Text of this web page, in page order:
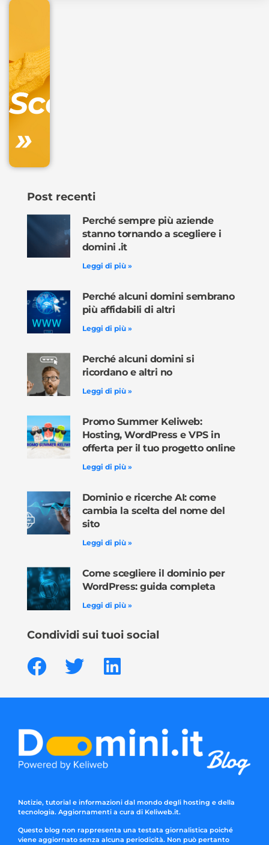
Scopri
»
Post recenti
Perché sempre più aziende
stanno tornando a scegliere i
domini .it
Leggi di più »
Perché alcuni domini sembrano
più affidabili di altri
Leggi di più »
Perché alcuni domini si
ricordano e altri no
Leggi di più »
Promo Summer Keliweb:
Hosting, WordPress e VPS in
offerta per il tuo progetto online
Leggi di più »
Dominio e ricerche AI: come
cambia la scelta del nome del
sito
Leggi di più »
Come scegliere il dominio per
WordPress: guida completa
Leggi di più »
Condividi sui tuoi social
Notizie, tutorial e informazioni dal mondo degli hosting e della
tecnologia. Aggiornamenti a cura di Keliweb.it.
Questo blog non rappresenta una testata giornalistica poiché
viene aggiornato senza alcuna periodicità. Non può pertanto